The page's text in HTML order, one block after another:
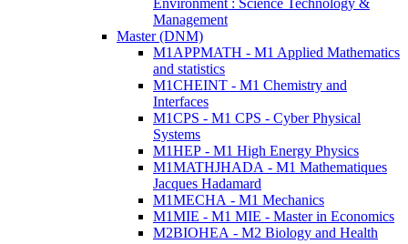
Environment : Science Technology &
Management
Master (DNM)
M1APPMATH - M1 Applied Mathematics
and statistics
M1CHEINT - M1 Chemistry and
Interfaces
M1CPS - M1 CPS - Cyber Physical
Systems
M1HEP - M1 High Energy Physics
M1MATHJHADA - M1 Mathematiques
Jacques Hadamard
M1MECHA - M1 Mechanics
M1MIE - M1 MIE - Master in Economics
M2BIOHEA - M2 Biology and Health